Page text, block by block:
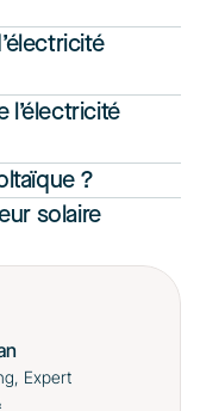
l’électricité
?
solaire
Expert